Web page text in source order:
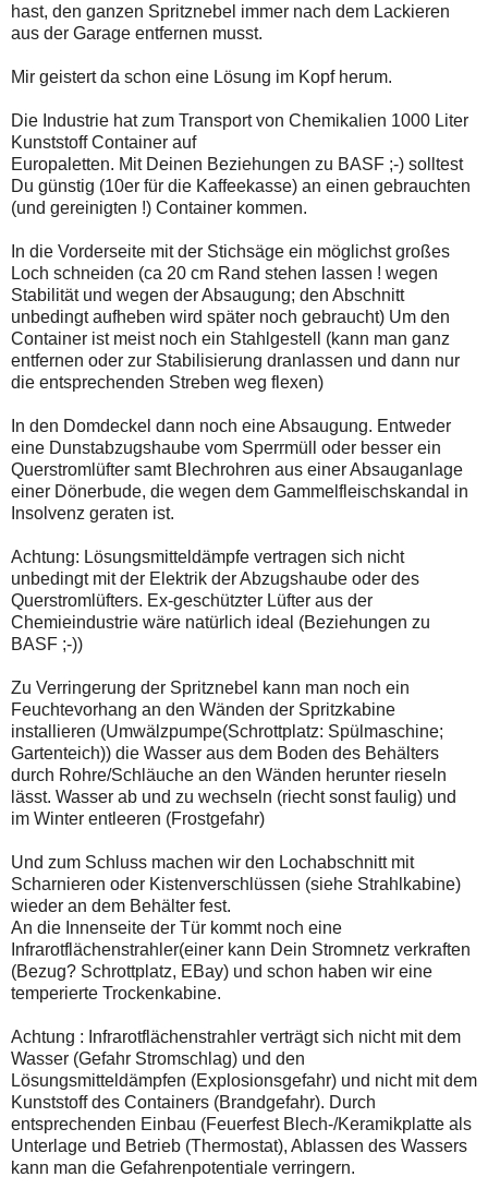
hast, den ganzen Spritznebel immer nach dem Lackieren
aus der Garage entfernen musst.
Mir geistert da schon eine Lösung im Kopf herum.
Die Industrie hat zum Transport von Chemikalien 1000 Liter
Kunststoff Container auf
Europaletten. Mit Deinen Beziehungen zu BASF ;-) solltest
Du günstig (10er für die Kaffeekasse) an einen gebrauchten
(und gereinigten !) Container kommen.
In die Vorderseite mit der Stichsäge ein möglichst großes
Loch schneiden (ca 20 cm Rand stehen lassen ! wegen
Stabilität und wegen der Absaugung; den Abschnitt
unbedingt aufheben wird später noch gebraucht) Um den
Container ist meist noch ein Stahlgestell (kann man ganz
entfernen oder zur Stabilisierung dranlassen und dann nur
die entsprechenden Streben weg flexen)
In den Domdeckel dann noch eine Absaugung. Entweder
eine Dunstabzugshaube vom Sperrmüll oder besser ein
Querstromlüfter samt Blechrohren aus einer Absauganlage
einer Dönerbude, die wegen dem Gammelfleischskandal in
Insolvenz geraten ist.
Achtung: Lösungsmitteldämpfe vertragen sich nicht
unbedingt mit der Elektrik der Abzugshaube oder des
Querstromlüfters. Ex-geschützter Lüfter aus der
Chemieindustrie wäre natürlich ideal (Beziehungen zu
BASF ;-))
Zu Verringerung der Spritznebel kann man noch ein
Feuchtevorhang an den Wänden der Spritzkabine
installieren (Umwälzpumpe(Schrottplatz: Spülmaschine;
Gartenteich)) die Wasser aus dem Boden des Behälters
durch Rohre/Schläuche an den Wänden herunter rieseln
lässt. Wasser ab und zu wechseln (riecht sonst faulig) und
im Winter entleeren (Frostgefahr)
Und zum Schluss machen wir den Lochabschnitt mit
Scharnieren oder Kistenverschlüssen (siehe Strahlkabine)
wieder an dem Behälter fest.
An die Innenseite der Tür kommt noch eine
Infrarotflächenstrahler(einer kann Dein Stromnetz verkraften
(Bezug? Schrottplatz, EBay) und schon haben wir eine
temperierte Trockenkabine.
Achtung : Infrarotflächenstrahler verträgt sich nicht mit dem
Wasser (Gefahr Stromschlag) und den
Lösungsmitteldämpfen (Explosionsgefahr) und nicht mit dem
Kunststoff des Containers (Brandgefahr). Durch
entsprechenden Einbau (Feuerfest Blech-/Keramikplatte als
Unterlage und Betrieb (Thermostat), Ablassen des Wassers
kann man die Gefahrenpotentiale verringern.